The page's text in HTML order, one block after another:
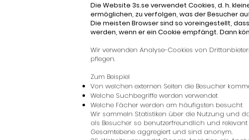
Die Website 3s.se verwendet Cookies, d. h.
ermöglichen, zu verfolgen, was der Besucher
Die meisten Browser sind so voreingestellt,
werden, wenn er ein Cookie empfängt. Dann
Wir verwenden Analyse-Cookies von
pflegen.
Zum Beispiel
Von welchen externen Seiten die Besucher
Welche Suchbegriffe werden verwendet
Welche Fächer werden am häufigsten besucht
Wir sammeln Statistiken über die Nutzung und
als Besucher so benutzerfreundlich und
Gesamtebene aggregiert und sind anonym.